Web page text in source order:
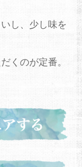
し、少し味を
くのが定番。